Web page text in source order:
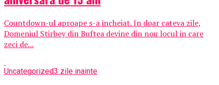
Countdown-ul aproape s-a incheiat. In doar cateva zile,
Domeniul Stirbey din Buftea devine din nou locul in care
zeci de...
Uncategorized3 zile inainte